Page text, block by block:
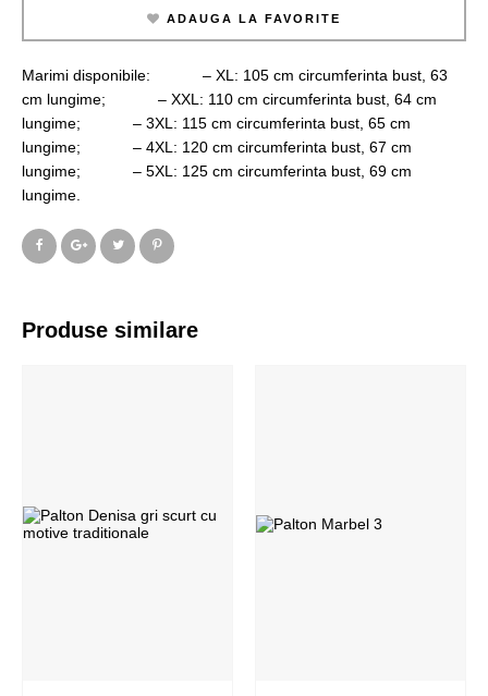
ADAUGA LA FAVORITE
Marimi disponibile: – XL: 105 cm circumferinta bust, 63
cm lungime; – XXL: 110 cm circumferinta bust, 64 cm
lungime; – 3XL: 115 cm circumferinta bust, 65 cm
lungime; – 4XL: 120 cm circumferinta bust, 67 cm
lungime; – 5XL: 125 cm circumferinta bust, 69 cm
lungime.
Produse similare